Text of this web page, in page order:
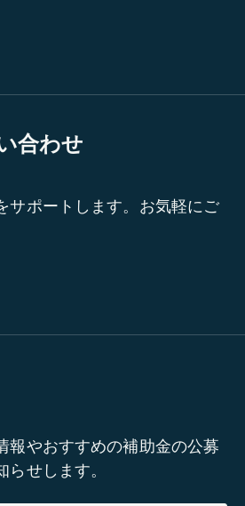
合わせ
サポートします。お気軽にご
報やおすすめの補助金の公募
らせします。